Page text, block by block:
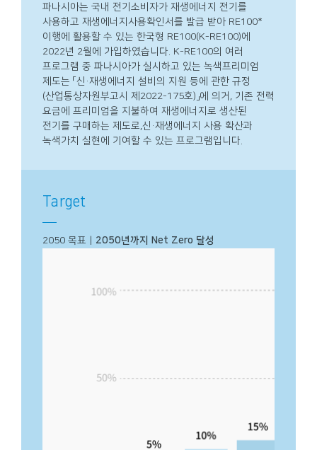
파나시아는 국내 전기소비자가 재생에너지 전기를
사용하고 재생에너지사용확인서를 발급 받아 RE100*
이행에 활용할 수 있는 한국형 RE100(K-RE100)에
2022년 2월에 가입하였습니다. K-RE100의 여러
프로그램 중 파나시아가 실시하고 있는 녹색프리미엄
제도는 「신·재생에너지 설비의 지원 등에 관한 규정
(산업통상자원부고시 제2022-175호)」에 의거, 기존 전력
요금에 프리미엄을 지불하여 재생에너지로 생산된
전기를 구매하는 제도로,신·재생에너지 사용 확산과
녹색가치 실현에 기여할 수 있는 프로그램입니다.
Target
2050 목표 | 2050년까지 Net Zero 달성